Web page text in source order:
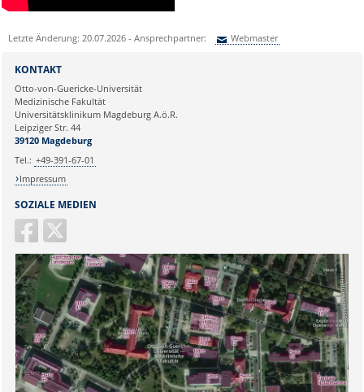
Letzte Änderung: 20.07.2026 - Ansprechpartner: Webmaster
Ihre E-Mailadresse:
Ihr Anliegen:
SOZIALE MEDIEN
KONTAKT
Otto-von-Guericke-Universität
Medizinische Fakultät
Universitätsklinikum Magdeburg A.ö.R.
Leipziger Str. 44
39120 Magdeburg
Tel.: +49-391-67-01
Impressum